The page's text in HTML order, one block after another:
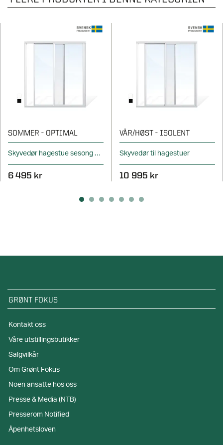
SOMMER - OPTIMAL
Skyvedør hagestue sesong sommer
6 495 kr
VÅR/HØST - ISOLENT
Skyvedør til hagestuer
10 995 kr
GRØNT FOKUS
Kontakt oss
Våre utstillingsbutikker
Salgvilkår
Om Grønt Fokus
Noen ansatte hos oss
Presse & Media (NTB)
Presserom Notified
Åpenhetsloven